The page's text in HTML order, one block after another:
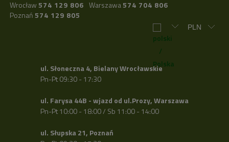
Wrocław 574 129 806 Warszawa574 704 806
Poznań 574 129 805
ul. Słoneczna 4, Bielany Wrocławskie
Pn-Pt 09:30 - 17:30
ul. Farysa 44B - wjazd od ul.Prozy, Warszawa
Pn-Pt 10:00 - 18:00 / Sb 11:00 - 14:00
ul. Słupska 21, Poznań